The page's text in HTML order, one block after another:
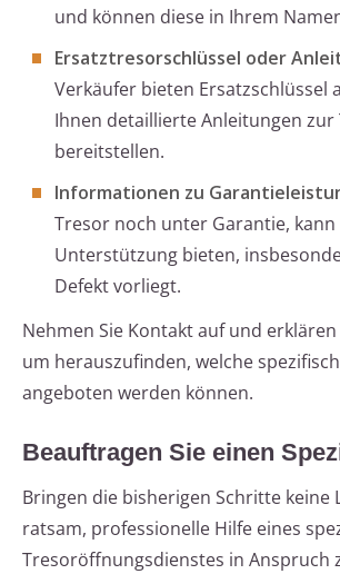
und können diese in Ihrem
Ersatztresorschlüssel oder
Verkäufer bieten Ersatzschlüssel
Ihnen detaillierte Anleitungen
bereitstellen.
Informationen zu
Tresor noch unter Garantie,
Unterstützung bieten,
Defekt vorliegt.
Nehmen Sie Kontakt auf und
um herauszufinden, welche
angeboten werden können.
Beauftragen Sie einen
Bringen die bisherigen Schritte keine
ratsam, professionelle Hilfe eines
Tresoröffnungsdienstes in Anspruch